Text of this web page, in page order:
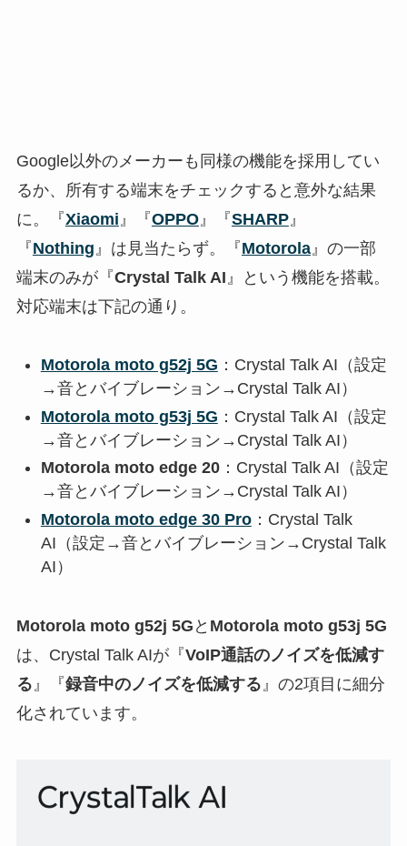
Google以外のメーカーも同様の機能を採用してい
るか、所有する端末をチェックすると意外な結果
に。『Xiaomi 』『OPPO』『SHARP』
『Nothing 』は見当たらず。『Motorola』の一部
端末のみが『Crystal Talk AI 』という機能を搭載。
対応端末は下記の通り。
Motorola moto g52j 5G ：Crystal Talk AI（設定
→音とバイブレーション→Crystal Talk AI）
Motorola moto g53j 5G ：Crystal Talk AI（設定
→音とバイブレーション→Crystal Talk AI）
Motorola moto edge 20：Crystal Talk AI（設定
→音とバイブレーション→Crystal Talk AI）
Motorola moto edge 30 Pro：Crystal Talk
AI（設定→音とバイブレーション→Crystal Talk
AI）
Motorola moto g52j 5G と Motorola moto g53j 5G
は、Crystal Talk AIが『VoIP通話のノイズを低減す
る 』『録音中のノイズを低減する 』の2項目に細分
化されています。